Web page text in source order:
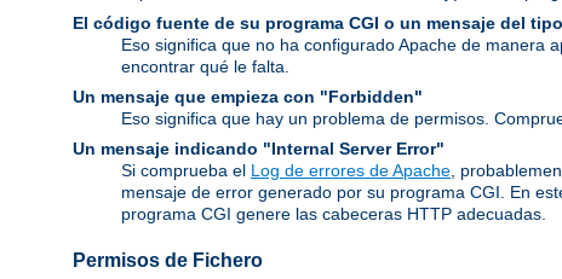
El código fuente de su programa CGI o un mensaje del
Eso significa que no ha configurado Apache de manera
encontrar qué le falta.
Un mensaje que empieza con "Forbidden"
Eso significa que hay un problema de permisos.
Un mensaje indicando "Internal Server Error"
Si comprueba el Log de errores de Apache ,
mensaje de error generado por su programa CGI. En
programa CGI genere las cabeceras HTTP adecuadas.
Permisos de Fichero